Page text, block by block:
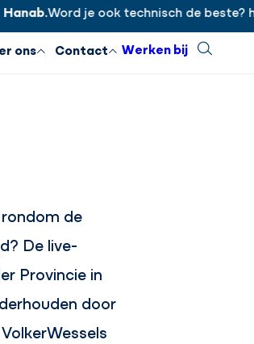
Word je ook technisch de beste?
Inloggen
ons Contact Werken bij Zoeken
de
De live-
Provincie in
door